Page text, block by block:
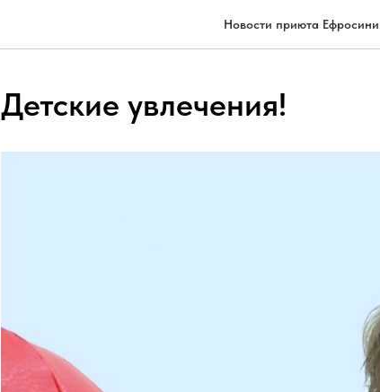
Новости приюта
Детские увлечения!